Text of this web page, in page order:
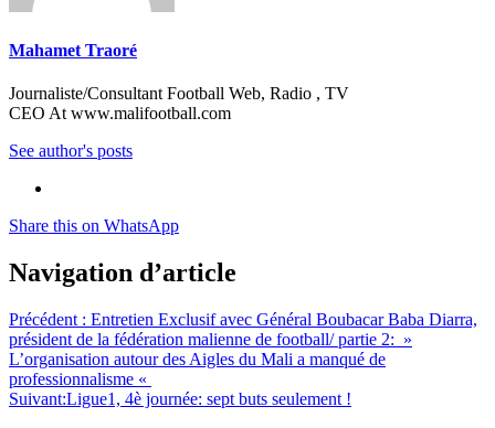
Mahamet Traoré
Journaliste/Consultant Football Web, Radio , TV
CEO At www.malifootball.com
See author's posts
Share this on WhatsApp
Navigation d’article
Précédent : Entretien Exclusif avec Général Boubacar Baba Diarra,
président de la fédération malienne de football/ partie 2: »
L’organisation autour des Aigles du Mali a manqué de
professionnalisme «
Suivant:Ligue1, 4è journée: sept buts seulement !